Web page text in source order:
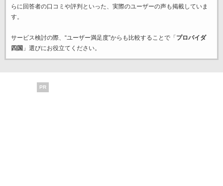
らに回答者の口コミや評判といった、実際のユーザーの声も掲載していま
す。
サービス検討の際、“ユーザー満足度”からも比較することで「 プロバイダ
四国 」選びにお役立てください。
PR